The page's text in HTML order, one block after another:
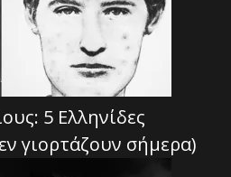
5 Ελληνίδες
γιορτάζουν σήμερα)